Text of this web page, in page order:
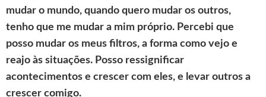
mudar o mundo, quando quero mudar os outros,
tenho que me mudar a mim próprio. Percebi que
posso mudar os meus filtros, a forma como vejo e
reajo às situações. Posso ressignificar
acontecimentos e crescer com eles, e levar outros a
crescer comigo.